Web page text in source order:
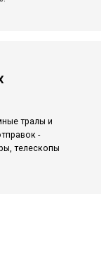
тралы и
-
телескопы